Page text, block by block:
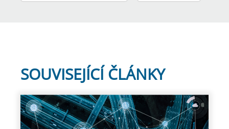
SOUVISEJÍCÍ ČLÁNKY